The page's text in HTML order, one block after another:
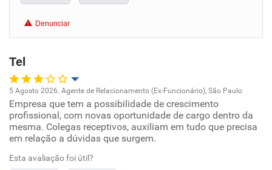
Não recomenda a diretoria
Denunciar
Tel
Oportunidade de promoção
Ambiente de trabalho
Conciliação com a vida familiar
5 Agosto 2026. Agente de Relacionamento (Ex-Funcionário), São Paulo
Empresa que tem a possibilidade de crescimento
profissional, com novas oportunidade de cargo dentro da
mesma. Colegas receptivos, auxiliam em tudo que precisa
em relação a dúvidas que surgem.
Esta avaliação foi útil?